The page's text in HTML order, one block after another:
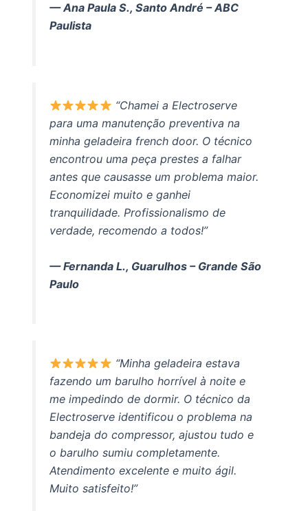
— Ana Paula S., Santo André – ABC
Paulista
“Chamei a Electroserve
para uma manutenção preventiva na
minha geladeira french door. O técnico
encontrou uma peça prestes a falhar
antes que causasse um problema maior.
Economizei muito e ganhei
tranquilidade. Profissionalismo de
verdade, recomendo a todos!”
— Fernanda L., Guarulhos – Grande São
Paulo
“Minha geladeira estava
fazendo um barulho horrível à noite e
me impedindo de dormir. O técnico da
Electroserve identificou o problema na
bandeja do compressor, ajustou tudo e
o barulho sumiu completamente.
Atendimento excelente e muito ágil.
Muito satisfeito!”